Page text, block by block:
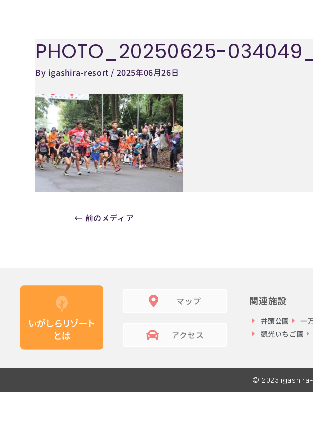
PHOTO_20250625-
By igashira-resort / 2025年06月26日
Post
navigation
← 前のメディア
マップ
アクセス
関連施設
井頭公園 一
観光いちご園
© 2023